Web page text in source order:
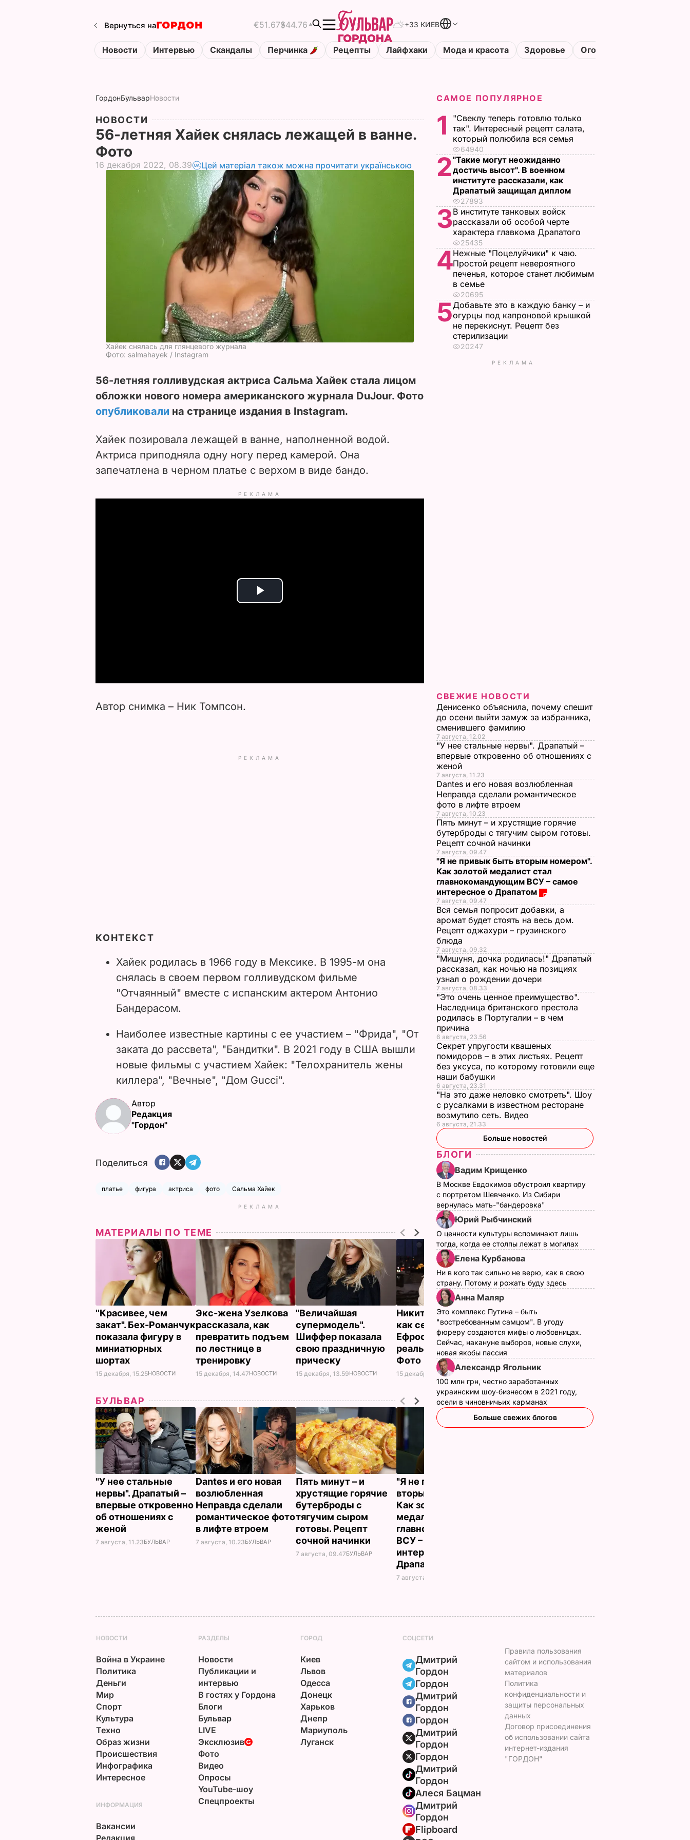
Вернуться на €51.67$44.76 +33 КИЕВ
Новости Интервью Скандалы Перчинка Рецепты Лайфхаки Мода и красота Здоровье Огороды
ГордонБульварНовости
НОВОСТИ
56-летняя Хайек снялась лежащей в ванне.
Фото
16 декабря 2022, 08.39 Цей матеріал також можна прочитати українською
Хайек снялась для глянцевого журнала
Фото: salmahayek / Instagram
56-летняя голливудская актриса Сальма Хайек стала лицом
обложки нового номера американского журнала DuJour. Фото
опубликовали на странице издания в Instagram.
Хайек позировала лежащей в ванне, наполненной водой.
Актриса приподняла одну ногу перед камерой. Она
запечатлена в черном платье с верхом в виде бандо.
РЕКЛАМА
P
e
Автор снимка – Ник Томпсон.
РЕКЛАМА
КОНТЕКСТ
Хайек родилась в 1966 году в Мексике. В 1995-м она
снялась в своем первом голливудском фильме
"Отчаянный" вместе с испанским актером Антонио
Бандерасом.
Наиболее известные картины с ее участием – "Фрида", "От
заката до рассвета", "Бандитки". В 2021 году в США вышли
новые фильмы с участием Хайек: "Телохранитель жены
киллера", "Вечные", "Дом Gucci".
Автор
Редакция
"Гордон"
Поделиться
платье фигура актриса фото Сальма Хайек
РЕКЛАМА
МАТЕРИАЛЫ ПО ТЕМЕ
''Красивее, чем
закат". Бех-Романчук
показала фигуру в
миниатюрных
шортах
15 декабря, 15.25НОВОСТИ
Экс-жена Узелкова
рассказала, как
превратить подъем
по лестнице в
тренировку
15 декабря, 14.47НОВОСТИ
"Величайшая
супермодель".
Шиффер показала
свою праздничную
прическу
15 декабря, 13.59НОВОСТИ
Никитюк показала,
как сейчас выглядит
Ефросинина в
реальной жизни.
Фото
15 декабря, 08.55НОВОСТИ
БУЛЬВАР
"У нее стальные
нервы". Драпатый –
впервые откровенно
об отношениях с
женой
7 августа, 11.23БУЛЬВАР
Dantes и его новая
возлюбленная
Неправда сделали
романтическое фото
в лифте втроем
7 августа, 10.23БУЛЬВАР
Пять минут – и
хрустящие горячие
бутерброды с
тягучим сыром
готовы. Рецепт
сочной начинки
7 августа, 09.47БУЛЬВАР
"Я не привык быть
вторым номером".
Как золотой
медалист стал
главнокомандующим
ВСУ – самое
интересное о
Драпатом
7 августа, 09.47
САМОЕ ПОПУЛЯРНОЕ
1
"Свеклу теперь готовлю только
так". Интересный рецепт салата,
который полюбила вся семья
64940
2"Такие могут неожиданно
достичь высот". В военном
институте рассказали, как
Драпатый защищал диплом
27893
3В институте танковых войск
рассказали об особой черте
характера главкома Драпатого
25435
4Нежные "Поцелуйчики" к чаю.
Простой рецепт невероятного
печенья, которое станет любимым
в семье
20695
5Добавьте это в каждую банку – и
огурцы под капроновой крышкой
не перекиснут. Рецепт без
стерилизации
20247
РЕКЛАМА
СВЕЖИЕ НОВОСТИ
Денисенко объяснила, почему спешит
до осени выйти замуж за избранника,
сменившего фамилию
7 августа, 12.02
"У нее стальные нервы". Драпатый –
впервые откровенно об отношениях с
женой
7 августа, 11.23
Dantes и его новая возлюбленная
Неправда сделали романтическое
фото в лифте втроем
7 августа, 10.23
Пять минут – и хрустящие горячие
бутерброды с тягучим сыром готовы.
Рецепт сочной начинки
7 августа, 09.47
"Я не привык быть вторым номером".
Как золотой медалист стал
главнокомандующим ВСУ – самое
интересное о Драпатом
7 августа, 09.47
Вся семья попросит добавки, а
аромат будет стоять на весь дом.
Рецепт оджахури – грузинского
блюда
7 августа, 09.32
"Мишуня, дочка родилась!" Драпатый
рассказал, как ночью на позициях
узнал о рождении дочери
7 августа, 08.33
"Это очень ценное преимущество".
Наследница британского престола
родилась в Португалии – в чем
причина
6 августа, 23.56
Секрет упругости квашеных
помидоров – в этих листьях. Рецепт
без уксуса, по которому готовили еще
наши бабушки
6 августа, 23.31
"На это даже неловко смотреть". Шоу
с русалками в известном ресторане
возмутило сеть. Видео
6 августа, 21.33
Больше новостей
БЛОГИ
Вадим Крищенко
В Москве Евдокимов обустроил квартиру
с портретом Шевченко. Из Сибири
вернулась мать-"бандеровка"
Юрий Рыбчинский
О ценности культуры вспоминают лишь
тогда, когда ее столпы лежат в могилах
Елена Курбанова
Ни в кого так сильно не верю, как в свою
страну. Потому и рожать буду здесь
Анна Маляр
Это комплекс Путина – быть
"востребованным самцом". В угоду
фюреру создаются мифы о любовницах.
Сейчас, накануне выборов, новые слухи,
новая якобы пассия
Александр Ягольник
100 млн грн, честно заработанных
украинским шоу-бизнесом в 2021 году,
осели в чиновничьих карманах
Больше свежих блогов
НОВОСТИ
Война в Украине
Политика
Деньги
Мир
Спорт
Культура
Техно
Образ жизни
Происшествия
Инфографика
Интересное
РАЗДЕЛЫ
Новости
Публикации и
интервью
В гостях у Гордона
Блоги
Бульвар
LIVE
Эксклюзив
Фото
Видео
Опросы
YouTube-шоу
Спецпроекты
ГОРОД
Киев
Львов
Одесса
Донецк
Харьков
Днепр
Мариуполь
Луганск
СОЦСЕТИ
Дмитрий
Гордон
Гордон
Дмитрий
Гордон
Гордон
Дмитрий
Гордон
Гордон
Дмитрий
Гордон
Алеся Бацман
Дмитрий
Гордон
Flipboard
ИНФОРМАЦИЯ
Вакансии
Редакция
Правила пользования
сайтом и использования
материалов
Политика
конфиденциальности и
защиты персональных
данных
Договор присоединения
об использовании сайта
интернет-издания
"ГОРДОН"